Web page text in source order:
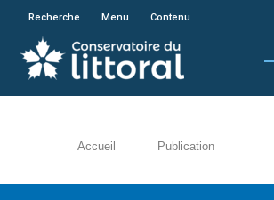
En poursuivant
Recherche Menu Contenu
Accueil Publication